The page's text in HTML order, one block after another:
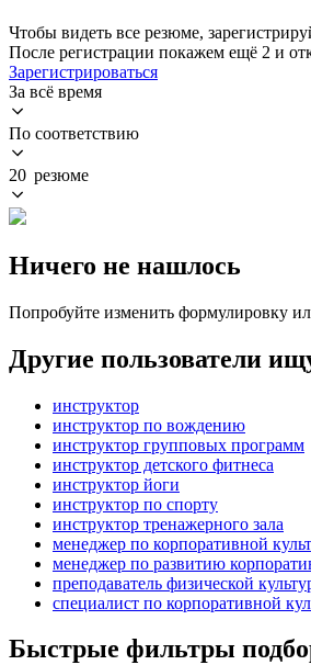
Чтобы видеть все резюме,
После регистрации покажем ещё 2 и
Зарегистрироваться
За всё время
По соответствию
20 резюме
Ничего не нашлось
Попробуйте изменить формулировку
Другие пользователи
инструктор
инструктор по вождению
инструктор групповых программ
инструктор детского фитнеса
инструктор йоги
инструктор по спорту
инструктор тренажерного зала
менеджер по корпоративной
менеджер по развитию
преподаватель физической
специалист по корпоративной
Быстрые фильтры